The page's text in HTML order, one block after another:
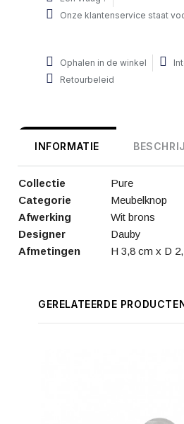
Onze klantenservice staat
Ophalen in de winkel
Retourbeleid
INFORMATIE
Collectie
Pure
Categorie
Meubelknop
Afwerking
Wit brons
Designer
Dauby
Afmetingen
H 3,8 cm x D
GERELATEERDE